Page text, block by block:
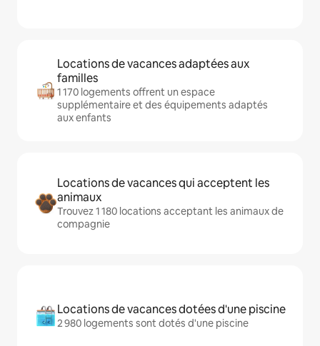
Locations de vacances adaptées aux
familles
1 170 logements offrent un espace
supplémentaire et des équipements adaptés
aux enfants
Locations de vacances qui acceptent les
animaux
Trouvez 1 180 locations acceptant les animaux de
compagnie
Locations de vacances dotées d'une piscine
2 980 logements sont dotés d'une piscine